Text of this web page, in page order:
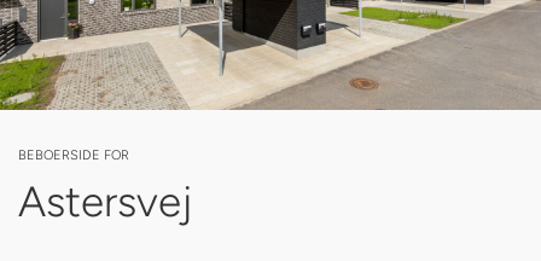
BEBOERSIDE FOR
Astersvej